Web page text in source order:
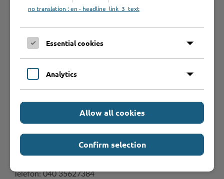
Möllner Landstraße 5, 22969 Witzhave
NordRednerin - Maike Schuchard
www.nordrednerin.de
Telefon: 040 35627384
no translation : en - headline_link_3_text
Essential cookies
Analytics
Allow all cookies
Confirm selection